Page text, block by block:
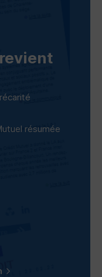
résumée